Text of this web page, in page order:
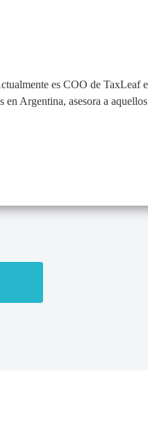
es COO de TaxLeaf
Argentina, asesora a